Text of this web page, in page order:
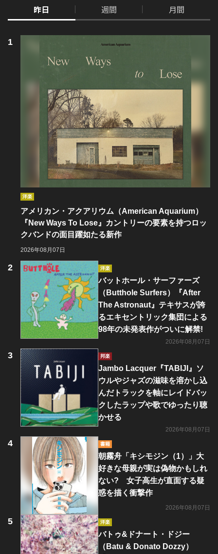
昨日 週間 月間
洋楽
アメリカン・アクアリウム（American Aquarium）
『New Ways To Lose』カントリーの要素を持つロッ
クバンドの面目躍如たる新作
2026年08月07日
洋楽
バットホール・サーファーズ
（Butthole Surfers）『After
The Astronaut』テキサスが誇
るエキセントリック集団による
98年の未発表作がついに解禁!
2026年08月07日
邦楽
Jambo Lacquer『TABIJI』ソ
ウルやジャズの滋味を溶かし込
んだトラックを軸にレイドバッ
クしたラップや歌でゆったり聴
かせる
2026年08月07日
書籍
朝霧舟「キシモジン（1）」大
好きな母親が実は偽物かもしれ
ない? 女子高生が直面する疑
惑を描く衝撃作
2026年08月07日
洋楽
バトゥ&ドナート・ドジー
（Batu & Donato Dozzy）